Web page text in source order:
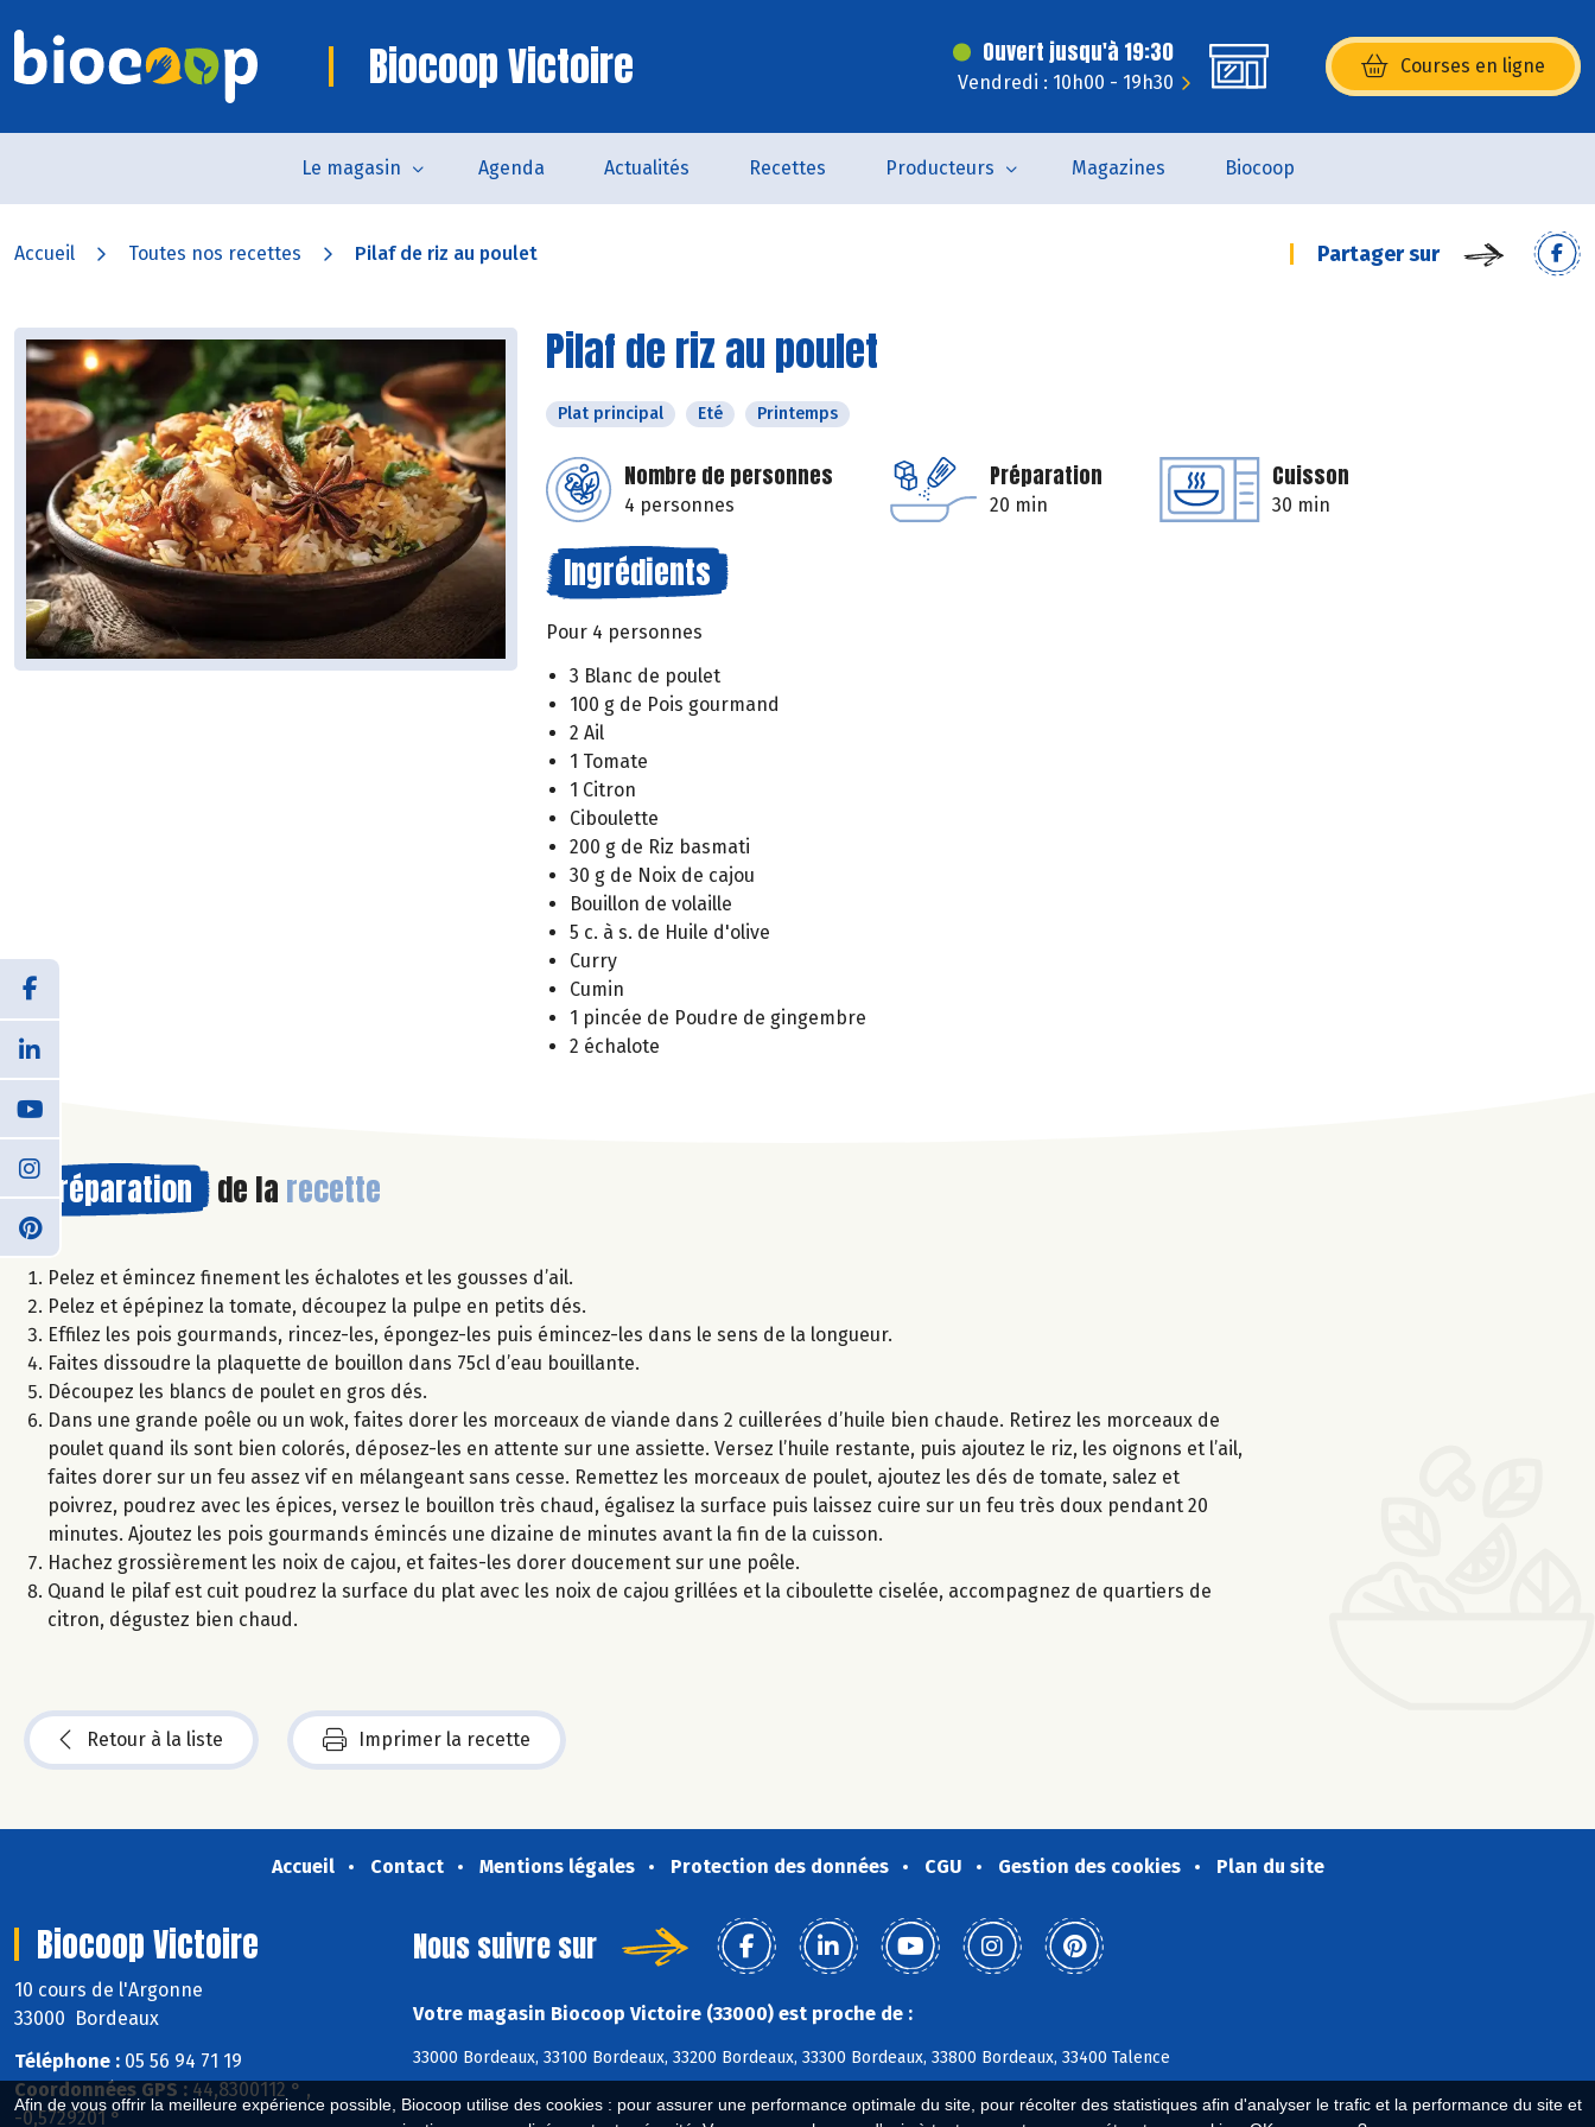
Afin de vous offrir la meilleure expérience possible, Biocoop utilise des cookies : pour assurer une performance optimale du site, pour récolter des statistiques afin d'analyser le trafic et la performance du site et
Biocoop Victoire Ouvert jusqu'à 19:30
Vendredi : 10h00 - 19h30
Courses en ligne
(s’ouvre dans une nouvelle
Le magasin Agenda Actualités Recettes Producteurs Magazines Biocoop
Accueil Toutes nos recettes Pilaf de riz au poulet Partager sur
Pilaf de riz au poulet
Plat principal Eté Printemps
Nombre de personnes
4 personnes
Préparation
20 min
Cuisson
30 min
Ingrédients
Pour 4 personnes
3 Blanc de poulet
100 g de Pois gourmand
2 Ail
1 Tomate
1 Citron
Ciboulette
200 g de Riz basmati
30 g de Noix de cajou
Bouillon de volaille
5 c. à s. de Huile d'olive
Curry
Cumin
1 pincée de Poudre de gingembre
2 échalote
Préparation de la recette
Pelez et émincez finement les échalotes et les gousses d’ail.
Pelez et épépinez la tomate, découpez la pulpe en petits dés.
Effilez les pois gourmands, rincez-les, épongez-les puis émincez-les dans le sens de la longueur.
Faites dissoudre la plaquette de bouillon dans 75cl d’eau bouillante.
Découpez les blancs de poulet en gros dés.
Dans une grande poêle ou un wok, faites dorer les morceaux de viande dans 2 cuillerées d’huile bien chaude. Retirez les morceaux de
poulet quand ils sont bien colorés, déposez-les en attente sur une assiette. Versez l’huile restante, puis ajoutez le riz, les oignons et l’ail,
faites dorer sur un feu assez vif en mélangeant sans cesse. Remettez les morceaux de poulet, ajoutez les dés de tomate, salez et
poivrez, poudrez avec les épices, versez le bouillon très chaud, égalisez la surface puis laissez cuire sur un feu très doux pendant 20
minutes. Ajoutez les pois gourmands émincés une dizaine de minutes avant la fin de la cuisson.
Hachez grossièrement les noix de cajou, et faites-les dorer doucement sur une poêle.
Quand le pilaf est cuit poudrez la surface du plat avec les noix de cajou grillées et la ciboulette ciselée, accompagnez de quartiers de
citron, dégustez bien chaud.
Retour à la liste Imprimer la recette
Accueil Contact Mentions légales Protection des données CGU Gestion des cookies Plan du site
Biocoop Victoire
10 cours de l'Argonne
33000 Bordeaux
Téléphone : 05 56 94 71 19
Coordonnées GPS : 44,8300112 ° ,
-0,5729201 °
Nous suivre sur
Votre magasin Biocoop Victoire (33000) est proche de :
33000 Bordeaux, 33100 Bordeaux, 33200 Bordeaux, 33300 Bordeaux, 33800 Bordeaux, 33400 Talence